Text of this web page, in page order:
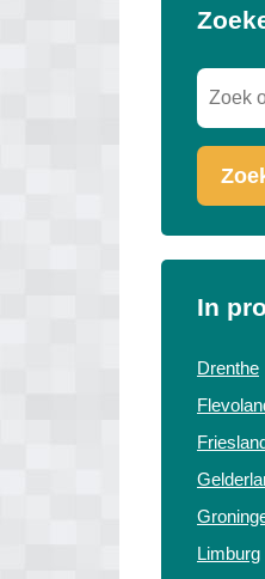
In
Drenthe
Limburg